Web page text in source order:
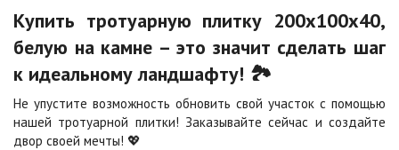
Яшма
Купить тротуарную плитку 200х100х40,
белую на камне – это значит сделать шаг
к идеальному ландшафту! 🏞️
Не упустите возможность обновить свой участок с помощью
нашей тротуарной плитки! Заказывайте сейчас и создайте
двор своей мечты! 💖